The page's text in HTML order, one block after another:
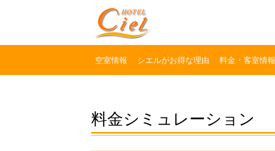
空室情報 シエルがお得な理由 料金・客室情報
料金シミュレーション